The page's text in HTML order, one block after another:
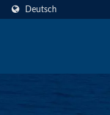
Deutsch